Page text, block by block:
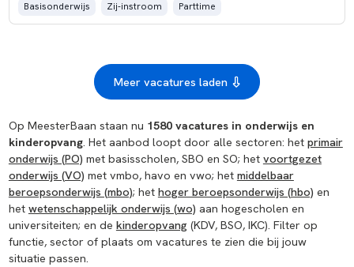
Basisonderwijs Zij-instroom Parttime
Meer vacatures laden
Op MeesterBaan staan nu 1580 vacatures in onderwijs en
kinderopvang. Het aanbod loopt door alle sectoren: het primair
onderwijs (PO) met basisscholen, SBO en SO; het voortgezet
onderwijs (VO) met vmbo, havo en vwo; het middelbaar
beroepsonderwijs (mbo); het hoger beroepsonderwijs (hbo) en
het wetenschappelijk onderwijs (wo) aan hogescholen en
universiteiten; en de kinderopvang (KDV, BSO, IKC). Filter op
functie, sector of plaats om vacatures te zien die bij jouw
situatie passen.